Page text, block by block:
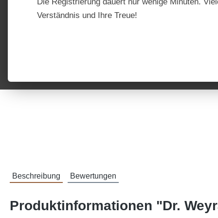
Beschreibung Bewertungen
Produktinformationen "Dr.
Die Registrierung dauert nur wenige Minuten.
Verständnis und Ihre Treue!